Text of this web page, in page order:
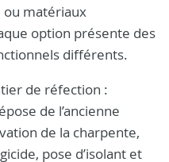
ou matériaux
option présente des
différents.
de réfection :
de l’ancienne
de la charpente,
pose d’isolant et